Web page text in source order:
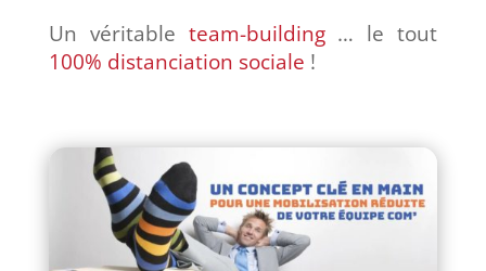
Un véritable team-building… le tout
100% distanciation sociale !